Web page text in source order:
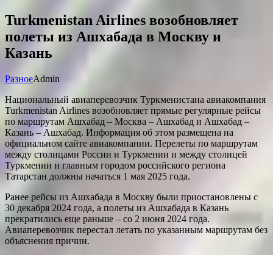
Turkmenistan Airlines возобновляет
полеты из Ашхабада в Москву и
Казань
РазноеAdmin
Национальный авиаперевозчик Туркменистана авиакомпания
Turkmenistan Airlines возобновляет прямые регулярные рейсы
по маршрутам Ашхабад – Москва – Ашхабад и Ашхабад –
Казань – Ашхабад. Информация об этом размещена на
официальном сайте авиакомпании. Перелеты по маршрутам
между столицами России и Туркмении и между столицей
Туркмении и главным городом российского региона
Татарстан должны начаться 1 мая 2025 года.
Ранее рейсы из Ашхабада в Москву были приостановлены с
30 декабря 2024 года, а полеты из Ашхабада в Казань
прекратились еще раньше – со 2 июня 2024 года.
Авиаперевозчик перестал летать по указанным маршрутам без
объяснения причин.